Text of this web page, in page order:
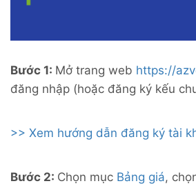
Bước 1: Mở trang web https://
đăng nhập (hoặc đăng ký kếu
>> Xem hướng dẫn đăng ký tài
Bước 2: Chọn mục Bảng giá,